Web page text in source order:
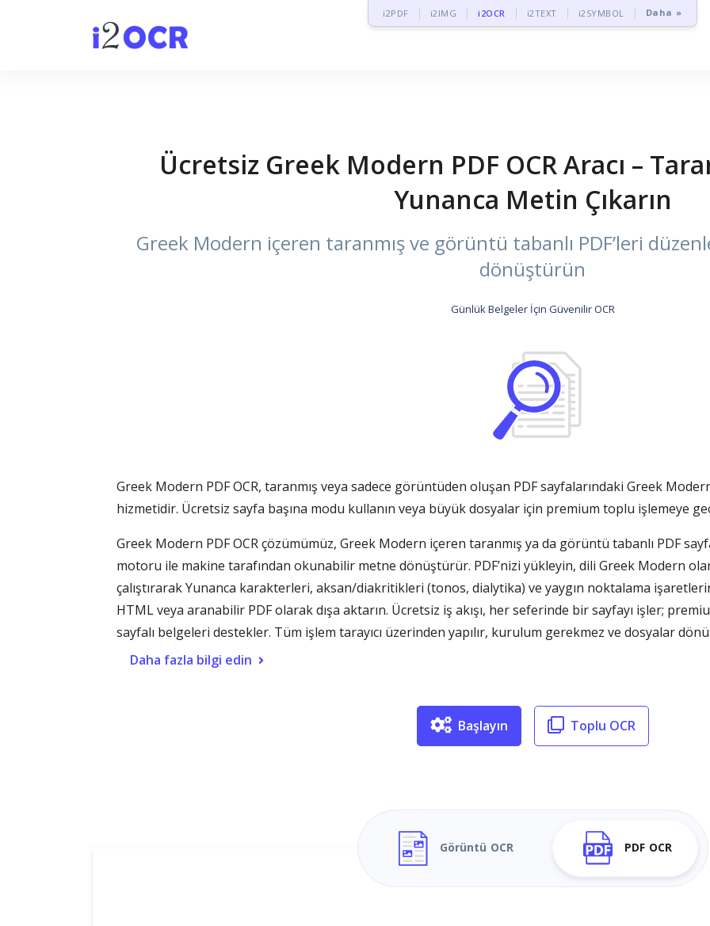
i2PDF i2IMG i2OCR i2TEXT i2SYMBOL Daha »
Ücretsiz Greek Modern PDF OCR Aracı –
Yunanca Metin Çıkarın
Greek Modern içeren taranmış ve görüntü tabanlı PDF’leri
dönüştürün
Günlük Belgeler İçin Güvenilir OCR
Greek Modern PDF OCR, taranmış veya sadece görüntüden oluşan PDF sayfalarındaki Greek
hizmetidir. Ücretsiz sayfa başına modu kullanın veya büyük dosyalar için premium toplu işlemeye
Greek Modern PDF OCR çözümümüz, Greek Modern içeren taranmış ya da görüntü tabanlı PDF
motoru ile makine tarafından okunabilir metne dönüştürür. PDF’nizi yükleyin, dili Greek Modern
çalıştırarak Yunanca karakterleri, aksan/diakritikleri (tonos, dialytika) ve yaygın noktalama
HTML veya aranabilir PDF olarak dışa aktarın. Ücretsiz iş akışı, her seferinde bir sayfayı işler;
sayfalı belgeleri destekler. Tüm işlem tarayıcı üzerinden yapılır, kurulum gerekmez ve dosyalar
Daha fazla bilgi edin
Başlayın Toplu OCR
Görüntü OCR PDF OCR